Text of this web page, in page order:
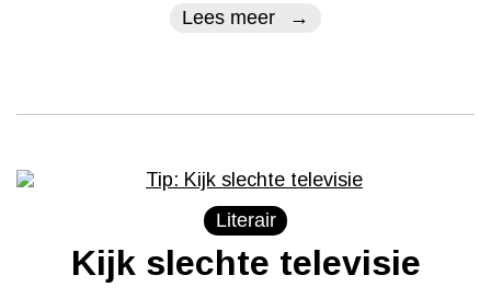
Lees meer
Literair
Kijk slechte televisie